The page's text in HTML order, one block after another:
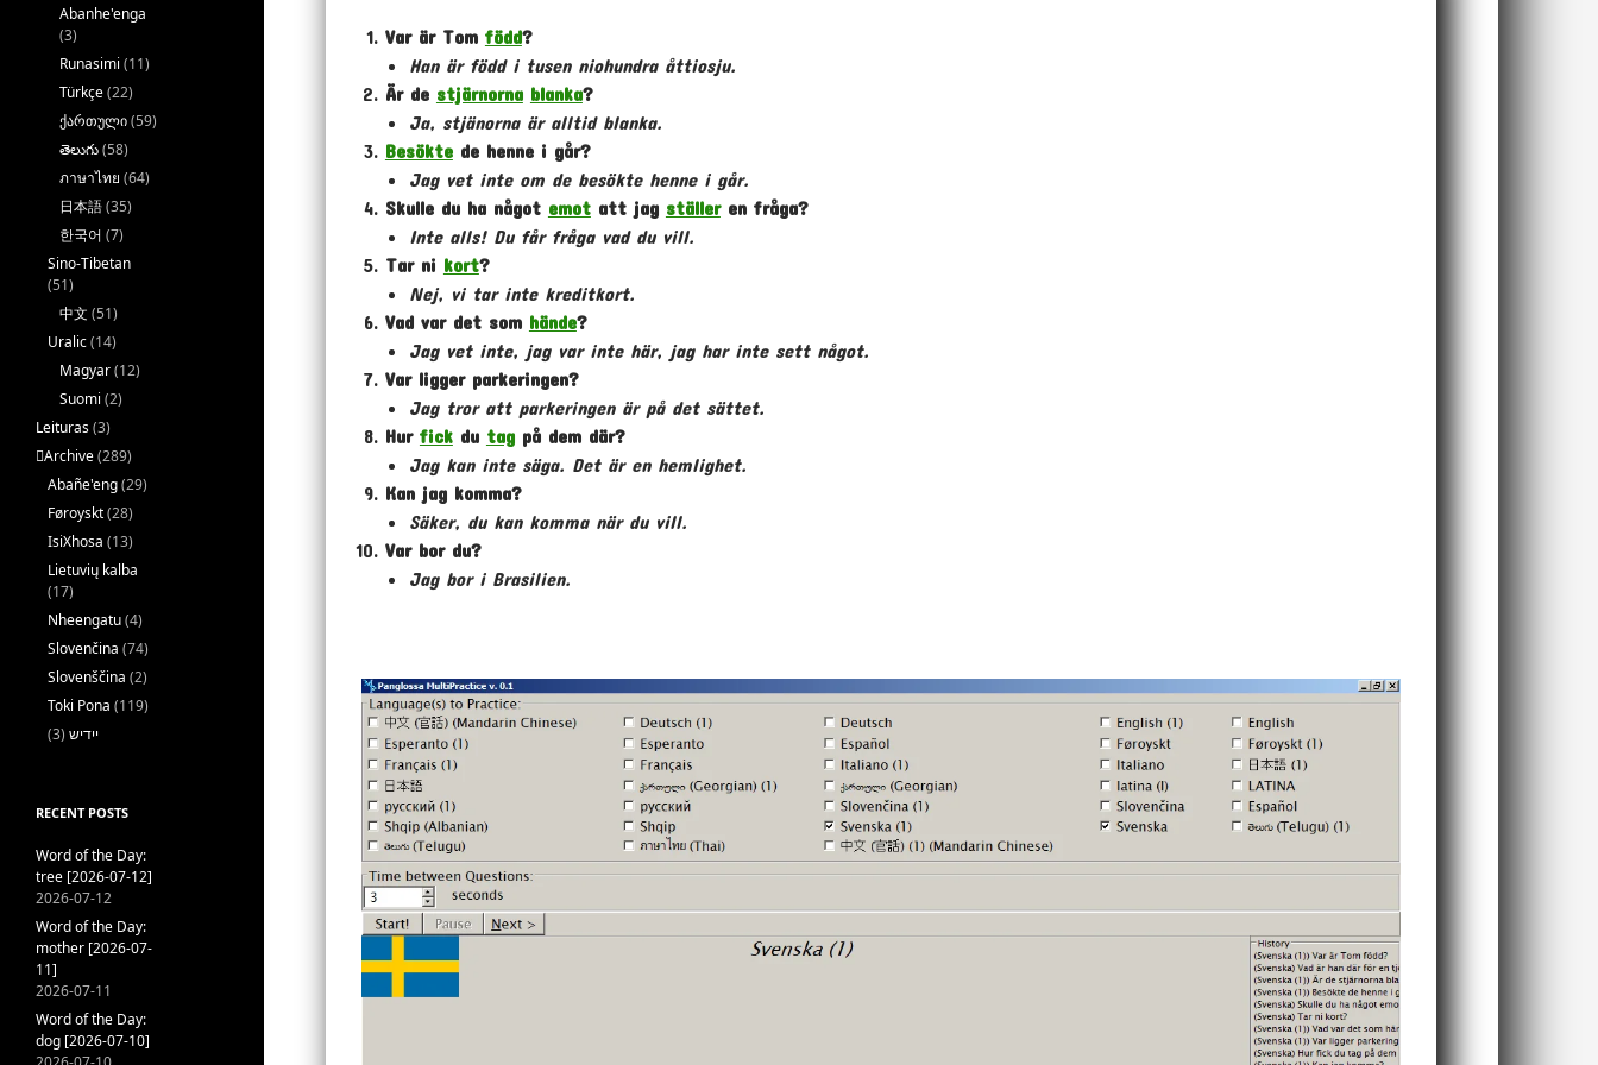
Var är Tom född?
Han är född i tusen niohundra åttiosju.
Är de stjärnorna blanka?
Ja, stjänorna är alltid blanka.
Besöktede henne i går?
Jag vet inte om de besökte henne i går.
Skulle du ha något emotatt jag ställeren fråga?
Inte alls! Du får fråga vad du vill.
Tar ni kort?
Nej, vi tar inte kreditkort.
Vad var det som hände?
Jag vet inte, jag var inte här, jag har inte sett något.
Var ligger parkeringen?
Jag tror att parkeringen är på det sättet.
Hur fickdu tagpå dem där?
Jag kan inte säga. Det är en hemlighet.
Kan jag komma?
Säker, du kan komma när du vill.
Var bor du?
Jag bor i Brasilien.
Abanhe'enga
(3)
Runasimi (11)
Türkçe(22)
ქართული(59)
తెలుగు(58)
ภาษาไทย (64)
日本語(35)
한국어 (7)
Sino-Tibetan
(51)
中文 (51)
Uralic(14)
Magyar(12)
Suomi (2)
Leituras(3)
􏿽Archive(289)
Abañe'eng(29)
Føroyskt(28)
IsiXhosa (13)
Lietuvių kalba
(17)
Nheengatu(4)
Slovenčina (74)
Slovenščina (2)
Toki Pona (119)
ייִדיש (3)
RECENT POSTS
Word of the Day:
tree [2026-07-12]
2026-07-12
Word of the Day:
mother [2026-07-
11]
2026-07-11
Word of the Day:
dog [2026-07-10]